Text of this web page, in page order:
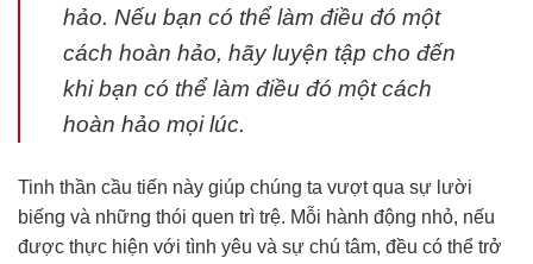
hảo. Nếu bạn có thể làm điều đó một
cách hoàn hảo, hãy luyện tập cho đến
khi bạn có thể làm điều đó một cách
hoàn hảo mọi lúc.
Tinh thần cầu tiến này giúp chúng ta vượt qua sự lười
biếng và những thói quen trì trệ. Mỗi hành động nhỏ, nếu
được thực hiện với tình yêu và sự chú tâm, đều có thể trở